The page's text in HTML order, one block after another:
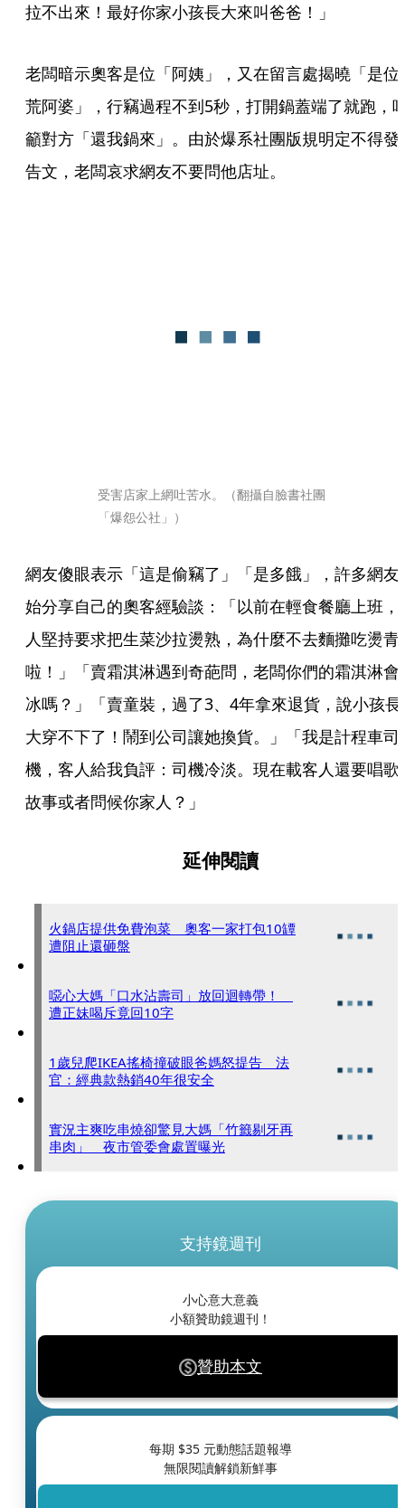
拉不出來！最好你家小孩長大來叫爸爸！」
老闆暗示奧客是位「阿姨」，又在留言處揭曉「是位
荒阿婆」，行竊過程不到5秒，打開鍋蓋端了就跑，
籲對方「還我鍋來」。由於爆系社團版規明定不得發
告文，老闆哀求網友不要問他店址。
受害店家上網吐苦水。（翻攝自臉書社團
「爆怨公社」）
網友傻眼表示「這是偷竊了」「是多餓」，許多網友
始分享自己的奧客經驗談：「以前在輕食餐廳上班，
人堅持要求把生菜沙拉燙熟，為什麼不去麵攤吃燙青
啦！」「賣霜淇淋遇到奇葩問，老闆你們的霜淇淋會
冰嗎？」「賣童裝，過了3、4年拿來退貨，說小孩長
大穿不下了！鬧到公司讓她換貨。」「我是計程車司
機，客人給我負評：司機冷淡。現在載客人還要唱歌
故事或者問候你家人？」
延伸閱讀
火鍋店提供免費泡菜 奧客一家打包10罈
遭阻止還砸盤
噁心大媽「口水沾壽司」放回迴轉帶！
遭正妹喝斥竟回10字
1歲兒爬IKEA搖椅撞破眼爸媽怒提告 法
官：經典款熱銷40年很安全
實況主爽吃串燒卻驚見大媽「竹籤剔牙再
串肉」 夜市管委會處置曝光
支持鏡週刊
小心意大意義
小額贊助鏡週刊！
贊助本文
每期 $35 元動態話題報導
無限閱讀解鎖新鮮事